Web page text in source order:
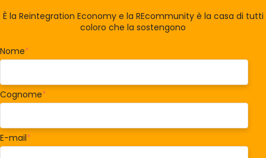
È la Reintegration Economy e la REcommunity è la casa di tutti
coloro che la sostengono
Nome*
Cognome*
E-mail*